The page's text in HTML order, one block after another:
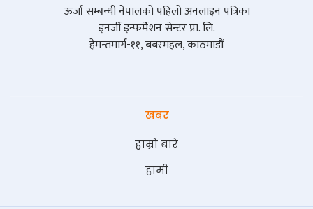
ऊर्जा सम्बन्धी नेपालको पहिलो अनलाइन पत्रिका
इनर्जी इन्फर्मेशन सेन्टर प्रा. लि.
हेमन्तमार्ग-११, बबरमहल, काठमाडौं
खबर
हाम्रो बारे
हामी